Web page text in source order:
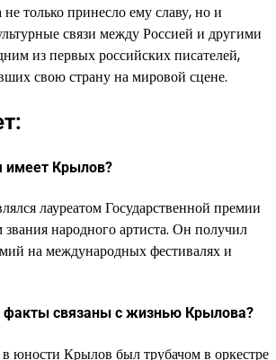
только принесло ему славу, но и
связи между Россией и другими
из первых российских писателей,
свою страну на мировой сцене.
имеет Крылов?
лауреатом Государственной премии
народного артиста. Он получил
на международных фестивалях и
факты связаны с жизнью Крылова?
юности Крылов был трубачом в оркестре